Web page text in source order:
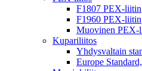
F1807 PEX-liitin
F1960 PEX-liitin
Muovinen
Kupariliitos
Yhdysvaltain
Europe